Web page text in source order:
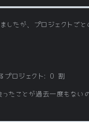
たが、プロジェクトご
プロジェクト: 0 割
たことが過去一度もない